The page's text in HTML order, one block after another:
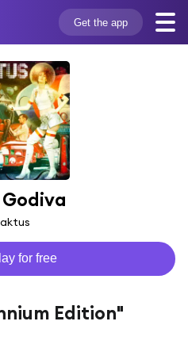
Get the app
for free
Edition"